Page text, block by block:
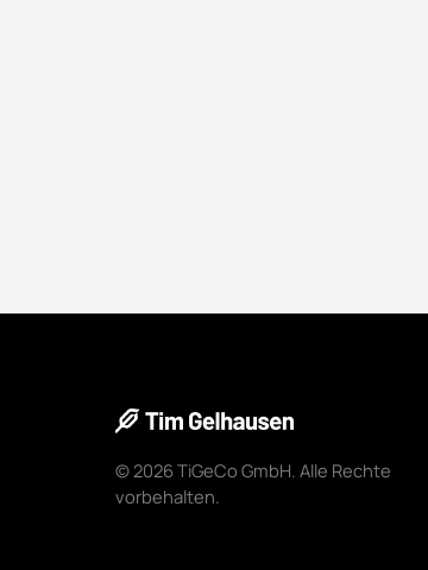
© 2026 TiGeCo GmbH. Alle Rechte
vorbehalten.